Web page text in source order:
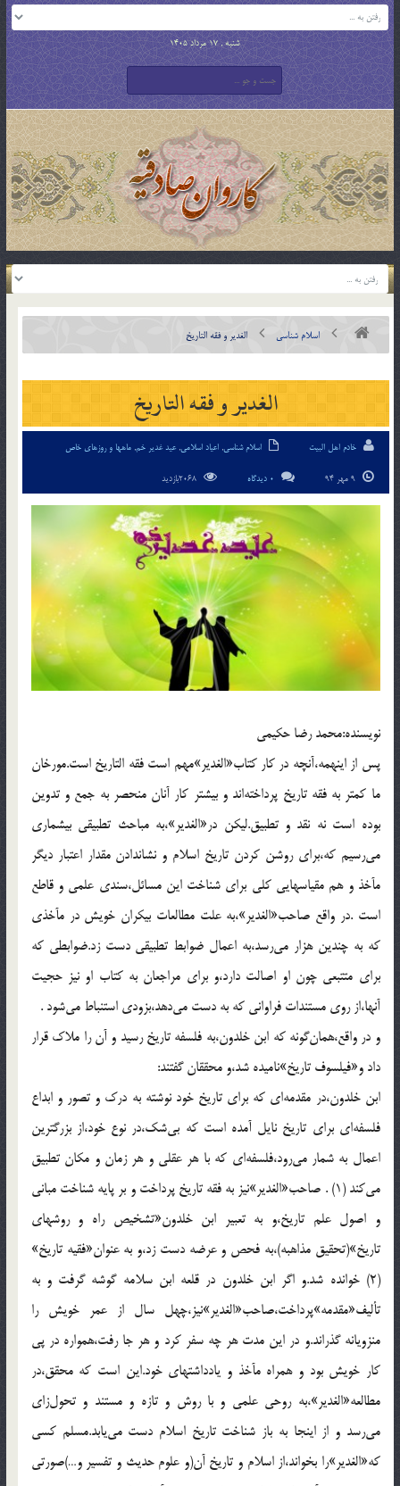
شنبه , 17 مرداد 1405
اسلام شناسی الغدير و فقه التاريخ
الغدير و فقه التاريخ
خادم اهل البیت اسلام شناسی, اعیاد اسلامی,عید غدیر خم, ماهها و روزهای خاص
0 دیدگاه
نويسنده:محمد رضا حكيمى
پس از اينهمه،آنچه در كار كتاب«الغدير»مهم است فقه التاريخ است.مورخان
ما كمتر به فقه تاريخ پرداخته‌اند و بيشتر كار آنان منحصر به جمع و تدوين
بوده است نه نقد و تطبيق.ليكن در«الغدير»،به مباحث تطبيقى بيشمارى
مى‌رسيم كه،براى روشن كردن تاريخ اسلام و نشاندادن مقدار اعتبار ديگر
مآخذ و هم مقياسهايى كلى براى شناخت اين مسائل،سندى علمى و قاطع
است .در واقع صاحب«الغدير»،به علت مطالعات بيكران خويش در مآخذى
كه به چندين هزار مى‌رسد،به اعمال ضوابط تطبيقى دست زد.ضوابطى كه
براى متتبعى چون او اصالت دارد،و براى مراجعان به كتاب او نيز حجيت
آنها،از روى مستندات فراوانى كه به دست مى‌دهد،بزودى استنباط مى‌شود .
و در واقع،همان‌گونه كه ابن خلدون،به فلسفه تاريخ رسيد و آن را ملاك قرار
داد و«فيلسوف تاريخ»ناميده شد،و محققان گفتند:
ابن خلدون،در مقدمه‌اى كه براى تاريخ خود نوشته به درك و تصور و ابداع
فلسفه‌اى براى تاريخ نايل آمده است كه بى‌شك،در نوع خود،از بزرگترين
اعمال به شمار مى‌رود،فلسفه‌اى كه با هر عقلى و هر زمان و مكان تطبيق
مى‌كند (1) . صاحب«الغدير»نيز به فقه تاريخ پرداخت و بر پايه شناخت مبانى
و اصول علم تاريخ،و به تعبير ابن خلدون«تشخيص راه و روشهاى
تاريخ»(تحقيق مذاهبه)،به فحص و عرضه دست زد،و به عنوان«فقيه تاريخ»
(2) خوانده شد.و اگر ابن خلدون در قلعه ابن سلامه گوشه گرفت و به
تأليف«مقدمه»پرداخت،صاحب«الغدير»نيز،چهل سال از عمر خويش را
منزويانه گذراند.و در اين مدت هر چه سفر كرد و هر جا رفت،همواره در پى
كار خويش بود و همراه مآخذ و يادداشتهاى خود.اين است كه محقق،در
مطالعه«الغدير»،به روحى علمى و با روش و تازه و مستند و تحول‌زاى
مى‌رسد و از اينجا به باز شناخت تاريخ اسلام دست مى‌يابد.مسلم كسى
كه«الغدير»را بخواند،از اسلام و تاريخ آن(و علوم حديث و تفسير و…)صورتى